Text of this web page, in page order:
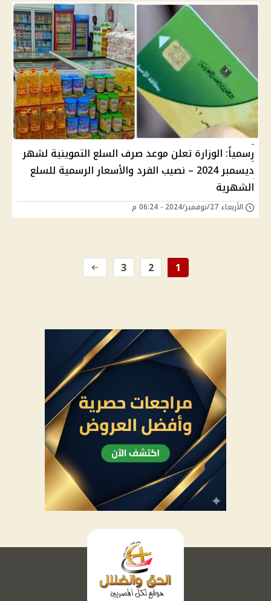
رسمياً: الوزارة تعلن موعد صرف السلع التموينية لشهر
ديسمبر 2024 – نصيب الفرد والأسعار الرسمية للسلع
الشهرية
الأربعاء 27/نوفمبر/2024 - 06:24 م
1
2
3